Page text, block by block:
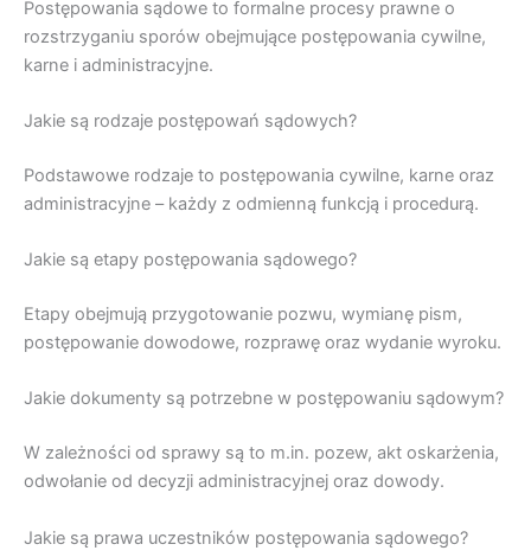
Postępowania sądowe to formalne procesy prawne o
rozstrzyganiu sporów obejmujące postępowania cywilne,
karne i administracyjne.
Jakie są rodzaje postępowań sądowych?
Podstawowe rodzaje to postępowania cywilne, karne oraz
administracyjne – każdy z odmienną funkcją i procedurą.
Jakie są etapy postępowania sądowego?
Etapy obejmują przygotowanie pozwu, wymianę pism,
postępowanie dowodowe, rozprawę oraz wydanie wyroku.
Jakie dokumenty są potrzebne w postępowaniu sądowym?
W zależności od sprawy są to m.in. pozew, akt oskarżenia,
odwołanie od decyzji administracyjnej oraz dowody.
Jakie są prawa uczestników postępowania sądowego?